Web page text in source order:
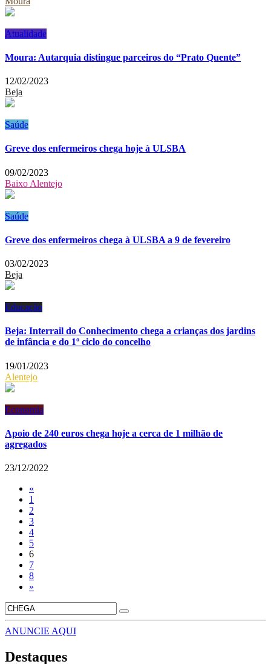
Atualidade
Moura: Autarquia distingue parceiros do “Prato Quente”
12/02/2023
Beja
Saúde
Greve dos enfermeiros chega hoje à ULSBA
09/02/2023
Baixo Alentejo
Saúde
Greve dos enfermeiros chega à ULSBA a 9 de fevereiro
03/02/2023
Beja
Educação
Beja: Interrail do Conhecimento chega a crianças dos jardins
de infância e do 1º ciclo do concelho
19/01/2023
Alentejo
Economia
Apoio de 240 euros chega hoje a cerca de 1 milhão de
agregados
23/12/2022
«
1
2
3
4
5
6
7
8
»
ANUNCIE AQUI
Destaques